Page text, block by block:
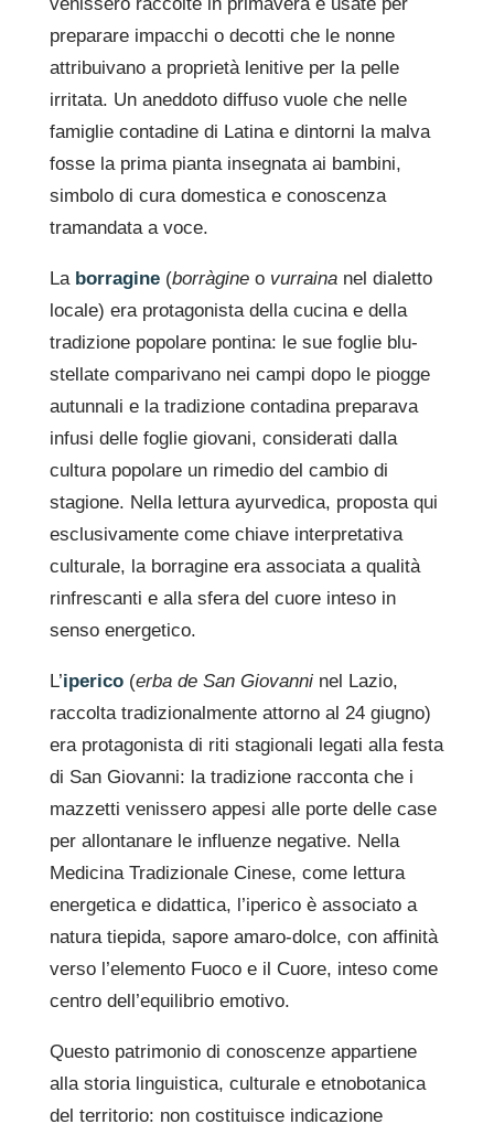
venissero raccolte in primavera e usate per
preparare impacchi o decotti che le nonne
attribuivano a proprietà lenitive per la pelle
irritata. Un aneddoto diffuso vuole che nelle
famiglie contadine di Latina e dintorni la malva
fosse la prima pianta insegnata ai bambini,
simbolo di cura domestica e conoscenza
tramandata a voce.
La borragine (borràgine o vurraina nel dialetto
locale) era protagonista della cucina e della
tradizione popolare pontina: le sue foglie blu-
stellate comparivano nei campi dopo le piogge
autunnali e la tradizione contadina preparava
infusi delle foglie giovani, considerati dalla
cultura popolare un rimedio del cambio di
stagione. Nella lettura ayurvedica, proposta qui
esclusivamente come chiave interpretativa
culturale, la borragine era associata a qualità
rinfrescanti e alla sfera del cuore inteso in
senso energetico.
L’iperico (erba de San Giovanni nel Lazio,
raccolta tradizionalmente attorno al 24 giugno)
era protagonista di riti stagionali legati alla festa
di San Giovanni: la tradizione racconta che i
mazzetti venissero appesi alle porte delle case
per allontanare le influenze negative. Nella
Medicina Tradizionale Cinese, come lettura
energetica e didattica, l’iperico è associato a
natura tiepida, sapore amaro-dolce, con affinità
verso l’elemento Fuoco e il Cuore, inteso come
centro dell’equilibrio emotivo.
Questo patrimonio di conoscenze appartiene
alla storia linguistica, culturale e etnobotanica
del territorio: non costituisce indicazione